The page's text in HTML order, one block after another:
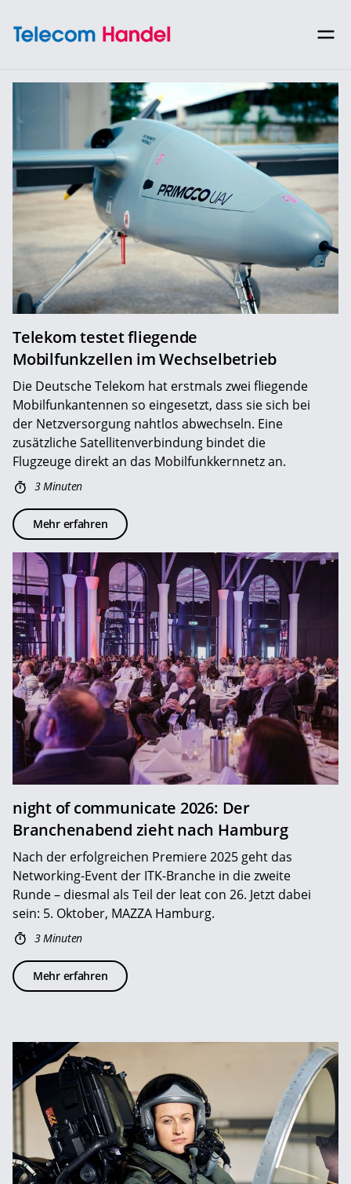
Telekom testet fliegende
Mobilfunkzellen im Wechselbetrieb
Die Deutsche Telekom hat erstmals zwei fliegende
Mobilfunkantennen so eingesetzt, dass sie sich bei
der Netzversorgung nahtlos abwechseln. Eine
zusätzliche Satellitenverbindung bindet die
Flugzeuge direkt an das Mobilfunkkernnetz an.
3 Minuten
Mehr erfahren
night of communicate 2026: Der
Branchenabend zieht nach Hamburg
Nach der erfolgreichen Premiere 2025 geht das
Networking-Event der ITK-Branche in die zweite
Runde – diesmal als Teil der leat con 26. Jetzt dabei
sein: 5. Oktober, MAZZA Hamburg.
3 Minuten
Mehr erfahren